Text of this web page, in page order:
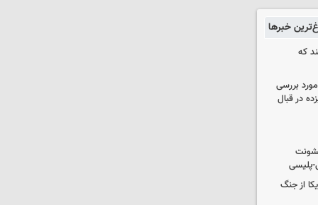
خبرها
که
بررسی
در قبال
پلیسی
از جنگ